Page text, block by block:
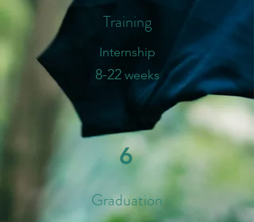
Training
Internship
8-22 weeks
6
Graduation